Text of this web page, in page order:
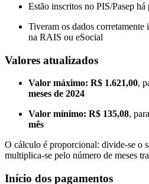
Estão inscritos no PIS/Pasep
Tiveram os dados
na RAIS ou eSocial
Valores atualizados
Valor máximo: R$ 1.621,00,
meses de 2024
Valor mínimo: R$ 135,08,
mês
O cálculo é proporcional: divide-se o
multiplica-se pelo número de meses
Início dos pagamentos